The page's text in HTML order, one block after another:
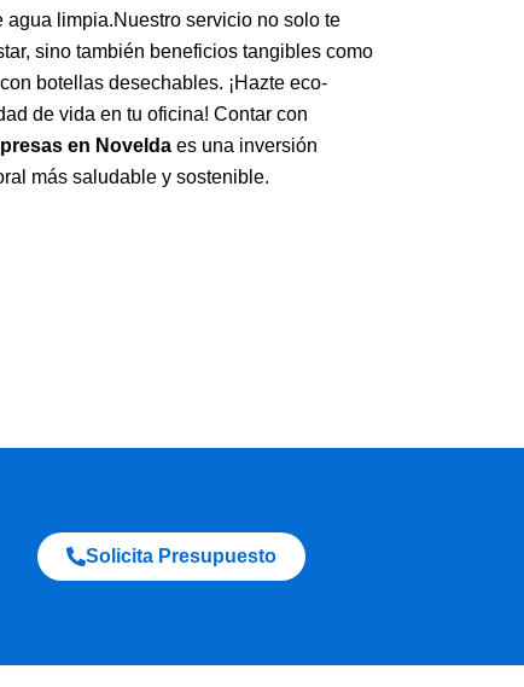
limpia.Nuestro servicio no solo te
sino también beneficios tangibles como
botellas desechables. ¡Hazte eco-
de vida en tu oficina! Contar con
en Novelda es una inversión
más saludable y sostenible.
Solicita Presupuesto